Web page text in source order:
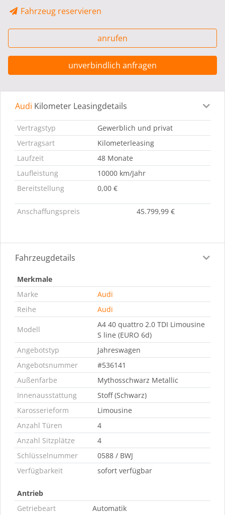
Fahrzeug reservieren
anrufen
unverbindlich anfragen
Leasingdetails Fahrzeugdetails
Audi Kilometer Leasingdetails
Vertragstyp
Gewerblich und privat
Vertragsart
Kilometerleasing
Laufzeit
48 Monate
Laufleistung
10000 km/Jahr
Bereitstellung
0,00 €
Anschaffungspreis 45.799,99 €
Fahrzeugdetails
Merkmale
Marke
Audi
Reihe
Audi
Modell
A4 40 quattro 2.0 TDI Limousine
S line (EURO 6d)
Angebotstyp
Jahreswagen
Angebotsnummer
#536141
Außenfarbe
Mythosschwarz Metallic
Innenausstattung
Stoff (Schwarz)
Karosserieform
Limousine
Anzahl Türen
4
Anzahl Sitzplätze
4
Schlüsselnummer
0588 / BWJ
Verfügbarkeit
sofort verfügbar
Antrieb
Getriebeart
Automatik